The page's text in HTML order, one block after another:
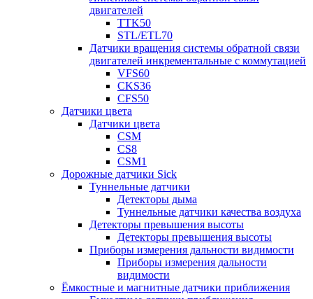
двигателей
TTK50
STL/ETL70
Датчики вращения системы обратной связи
двигателей инкрементальные с коммутацией
VFS60
CKS36
CFS50
Датчики цвета
Датчики цвета
CSM
CS8
CSM1
Дорожные датчики Sick
Туннельные датчики
Детекторы дыма
Туннельные датчики качества воздуха
Детекторы превышения высоты
Детекторы превышения высоты
Приборы измерения дальности видимости
Приборы измерения дальности
видимости
Ёмкостные и магнитные датчики приближения